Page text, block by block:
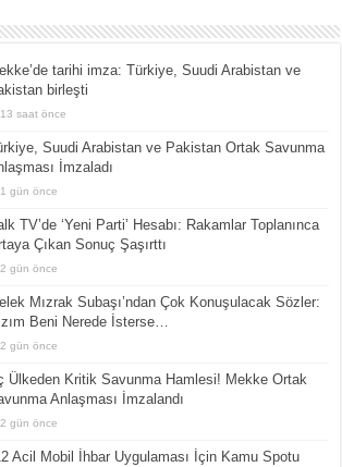
tarihi imza: Türkiye, Suudi Arabistan ve
birleşti
13 saat önce
Suudi Arabistan ve Pakistan Ortak Savunma
İmzaladı
1 gün önce
TV’de ‘Yeni Parti’ Hesabı: Rakamlar Toplanınca
Çıkan Sonuç Şaşırttı
2 gün önce
Mızrak Subaşı’ndan Çok Konuşulacak Sözler:
Beni Nerede İsterse…
2 gün önce
Ülkeden Kritik Savunma Hamlesi! Mekke Ortak
Anlaşması İmzalandı
2 gün önce
Acil Mobil İhbar Uygulaması İçin Kamu Spotu